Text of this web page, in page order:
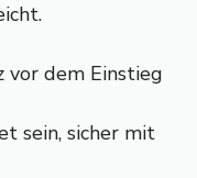
vor dem Einstieg
sein, sicher mit